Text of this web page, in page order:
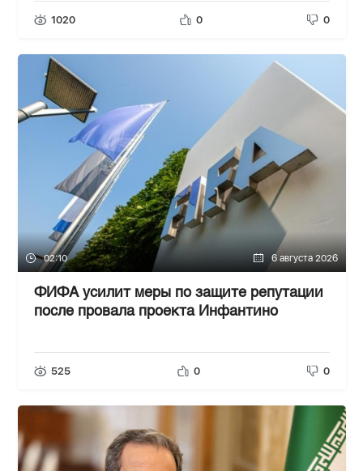
1020 0 0
02:10 6 августа 2026
ФИФА усилит меры по защите репутации
после провала проекта Инфантино
525 0 0